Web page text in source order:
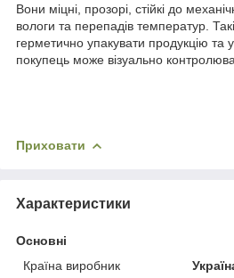
Вони міцні, прозорі, стійкі до
вологи та перепадів температур.
герметично упакувати продукцію та
покупець може візуально
Приховати
Характеристики
Основні
Країна виробник